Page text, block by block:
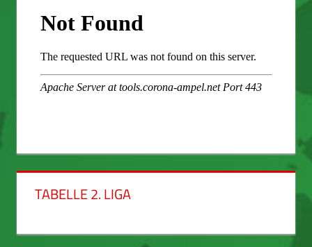
TABELLE 2. LIGA